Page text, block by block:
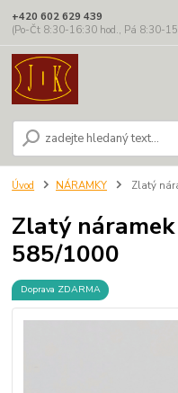
+420 602 629 439
(Po-Čt 8:30-16:30 hod., Pá 8:30-
Úvod NÁRAMKY Zlatý
Zlatý
585/1000
Doprava ZDARMA